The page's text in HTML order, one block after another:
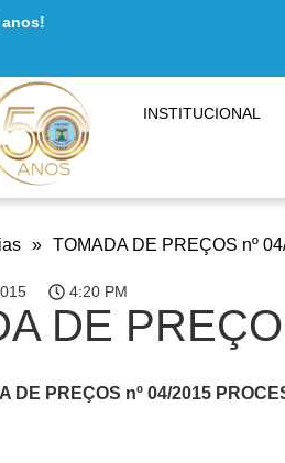
INSTITUCIONAL
» TOMADA DE PREÇOS nº
4:20 PM
DE
DE PREÇOS nº 04/2015